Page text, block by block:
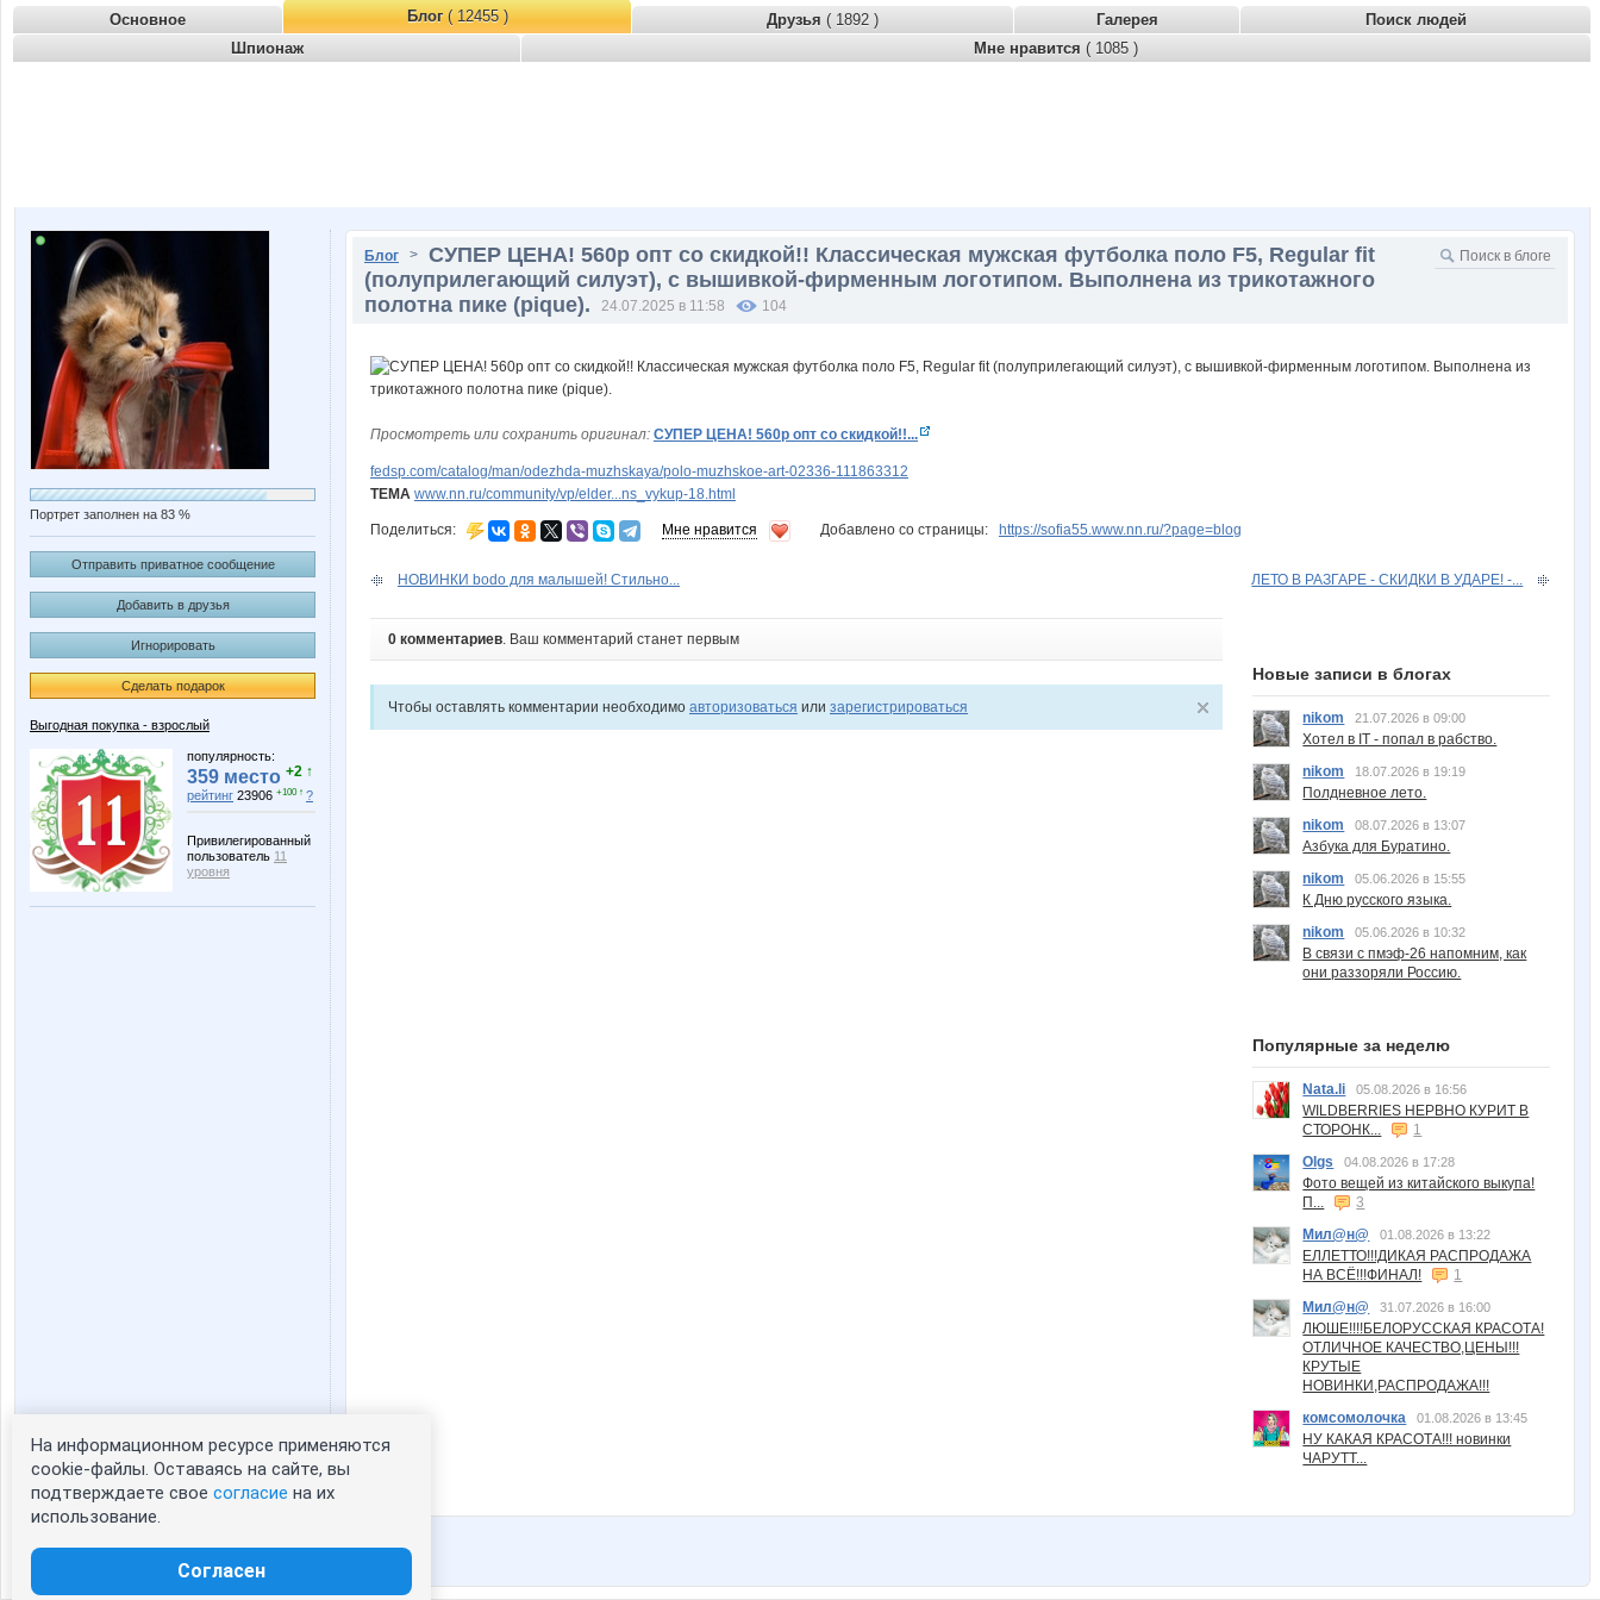
Основное Блог( 12455 ) Друзья ( 1892 ) Галерея
Поиск людей
Шпионаж
Мне нравится ( 1085 )
Портрет заполнен на 83 %
Отправить приватное сообщение
Добавить в друзья
Игнорировать
Сделать подарок
Выгодная покупка - взрослый
популярность:
359 место +2 ↑
рейтинг 23906 +100 ↑ ?
Привилегированный
пользователь 11
уровня
Статистика портрета:
сейчас просматривают портрет -4
зарегистрированные пользователи
Блог > СУПЕР ЦЕНА! 560р опт со скидкой!! Классическая мужская футболка поло F5, Regular fit
(полуприлегающий силуэт), с вышивкой-фирменным логотипом. Выполнена из трикотажного
полотна пике (pique).
24.07.2025 в 11:58 104
Просмотреть или сохранить оригинал: СУПЕР ЦЕНА! 560р опт со скидкой!!...
fedsp.com/catalog/man/odezhda-muzhskaya/polo-muzhskoe-art-02336-111863312
ТЕМА www.nn.ru/community/vp/elder...ns_vykup-18.html
Поделиться: Мне нравится Добавлено со страницы: https://sofia55.www.nn.ru/?page=blog
НОВИНКИ bodo для малышей! Стильно... ЛЕТО В РАЗГАРЕ - СКИДКИ В УДАРЕ! -...
0 комментариев. Ваш комментарий станет первым
Чтобы оставлять комментарии необходимо авторизоваться или зарегистрироваться
Новые записи в блогах
nikom 21.07.2026 в 09:00
Хотел в IT - попал в рабство.
nikom
18.07.2026 в 19:19
Полдневное лето.
nikom
08.07.2026 в 13:07
Азбука для Буратино.
nikom
05.06.2026 в 15:55
К Дню русского языка.
nikom
05.06.2026 в 10:32
В связи с пмэф-26 напомним, как
они раззоряли Россию.
Популярные за неделю
Nata.li 05.08.2026 в 16:56
WILDBERRIES НЕРВНО КУРИТ В
СТОРОНК...
1
Olgs
04.08.2026 в 17:28
Фото вещей из китайского выкупа!
П...
3
Мил@н@
01.08.2026 в 13:22
ЕЛЛЕТТО!!!ДИКАЯ РАСПРОДАЖА
НА ВСЁ!!!ФИНАЛ!
1
Мил@н@
31.07.2026 в 16:00
ЛЮШЕ!!!!БЕЛОРУССКАЯ КРАСОТА!
ОТЛИЧНОЕ КАЧЕСТВО,ЦЕНЫ!!!
КРУТЫЕ
НОВИНКИ,РАСПРОДАЖА!!!
комсомолочка
01.08.2026 в 13:45
НУ КАКАЯ КРАСОТА!!! новинки
ЧАРУТТ...
На информационном ресурсе применяются
cookie-файлы. Оставаясь на сайте, вы
подтверждаете свое согласие на их
использование.
Согласен